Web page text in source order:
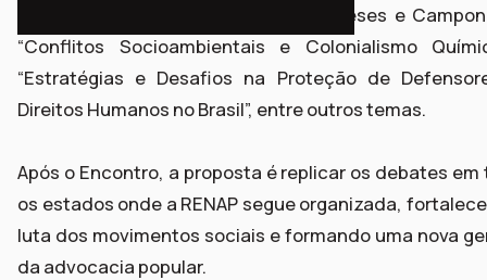
“Declaração de Direitos dos Camponeses e
“Conflitos Socioambientais e Colonialismo
“Estratégias e Desafios na Proteção de
Direitos Humanos no Brasil”, entre outros temas.
Após o Encontro, a proposta é replicar os debates
os estados onde a RENAP segue organizada,
luta dos movimentos sociais e formando uma nova
da advocacia popular.